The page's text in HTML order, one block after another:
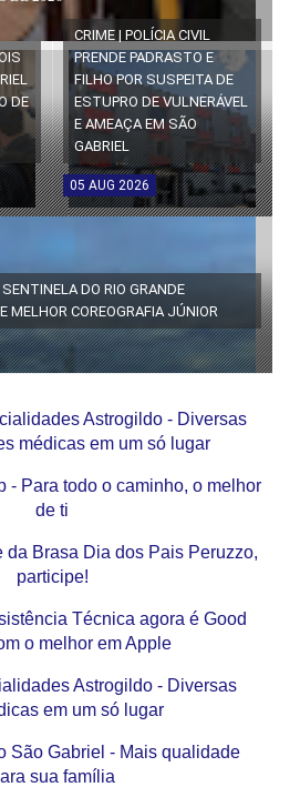
DE
CRIME | POLÍCIA CIVIL
PRENDE PADRASTO E
FILHO POR SUSPEITA DE
ESTUPRO DE VULNERÁVEL
E AMEAÇA EM SÃO
GABRIEL
05 AUG 2026
DO RIO GRANDE
MELHOR COREOGRAFIA JÚNIOR